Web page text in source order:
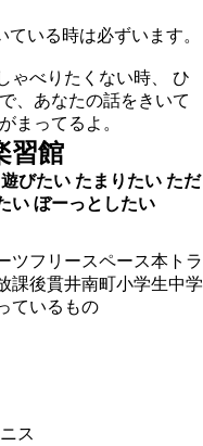
いる時は必ずいます。
ゃべりたくない時、 ひ
、あなたの話をきいて
まってるよ。
習館
遊びたい たまりたい ただ
い ぼーっとしたい
ツフリースペース本 トラ
課後貫井南町小学生中学
ているもの
ニス